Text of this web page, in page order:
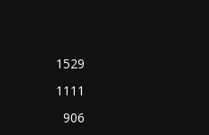
1529
1111
906